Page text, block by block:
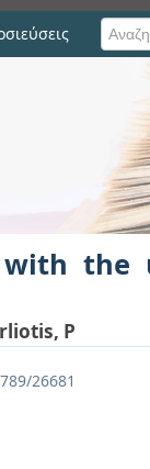
solid
the
P
26681